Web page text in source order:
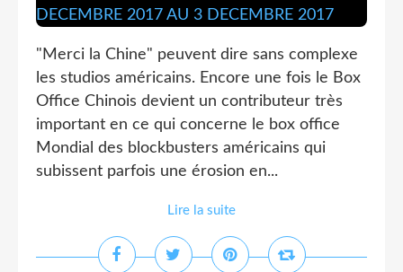
"Merci la Chine" peuvent dire sans complexe
les studios américains. Encore une fois le Box
Office Chinois devient un contributeur très
important en ce qui concerne le box office
Mondial des blockbusters américains qui
subissent parfois une érosion en...
Lire la suite